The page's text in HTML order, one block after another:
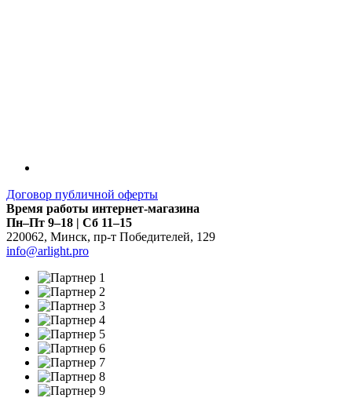
Договор публичной оферты
Время работы интернет-магазина
Пн–Пт 9–18 | Сб 11–15
220062, Минск, пр-т Победителей, 129
info@arlight.pro